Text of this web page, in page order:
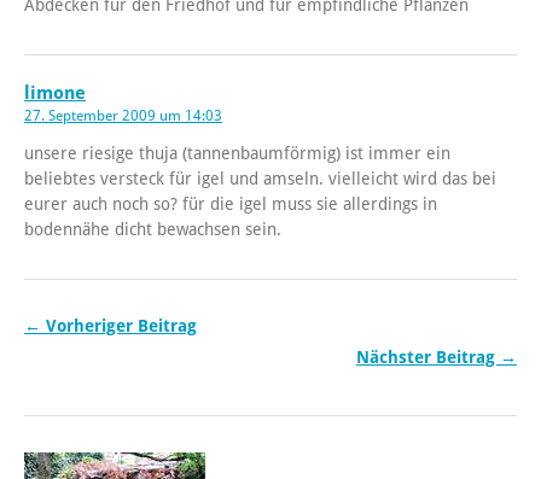
Abdecken für den Friedhof und für empfindliche Pflanzen
limone
27. September 2009 um 14:03
unsere riesige thuja (tannenbaumförmig) ist immer ein
beliebtes versteck für igel und amseln. vielleicht wird das bei
eurer auch noch so? für die igel muss sie allerdings in
bodennähe dicht bewachsen sein.
← Vorheriger Beitrag
Nächster Beitrag →